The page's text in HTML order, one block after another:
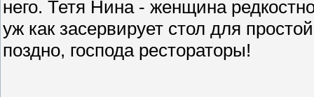
него. Тетя Нина - женщина
уж как засервирует стол для
поздно, господа рестораторы!